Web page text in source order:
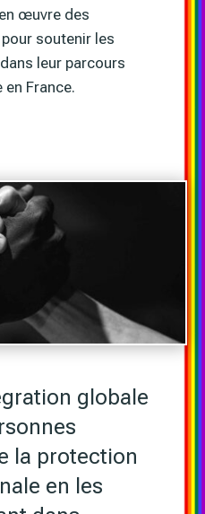
œuvre des
soutenir les
leur parcours
en France.
globale
la protection
en les